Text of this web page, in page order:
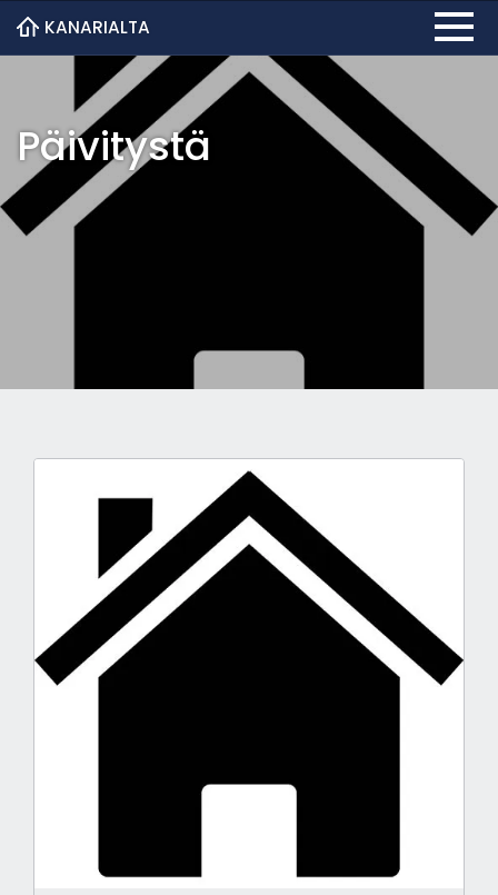
KANARIALTA
Päivitystä